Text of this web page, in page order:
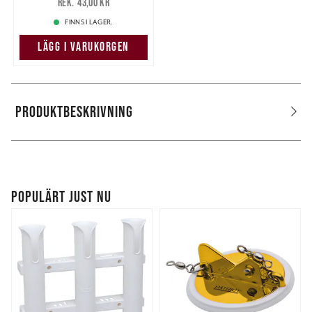
43,00 kr
FINNS I LAGER.
LÄGG I VARUKORGEN
PRODUKTBESKRIVNING
POPULÄRT JUST NU